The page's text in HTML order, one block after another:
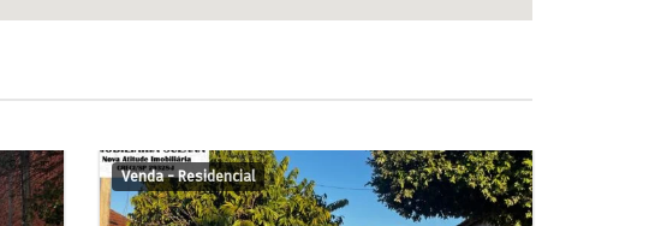
Venda - Residencial